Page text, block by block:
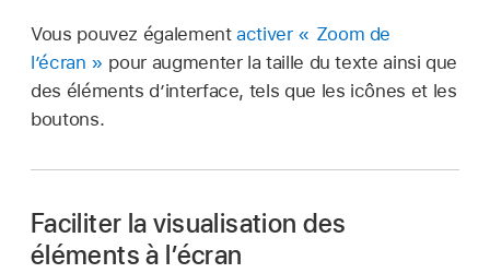
Vous pouvez égalementactiver « Zoom de
l’écran » pour augmenter la taille du texte ainsi que
des éléments d’interface, tels que les icônes et les
boutons.
Faciliter la visualisation des
éléments à l’écran